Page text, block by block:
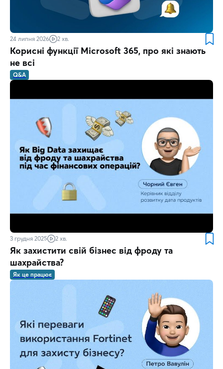
24 липня 2026 2 хв.
Корисні функції Microsoft 365, про які знають
не всі
Q&A
3 грудня 2025 2 хв.
Як захистити свій бізнес від фроду та
шахрайства?
Як це працює